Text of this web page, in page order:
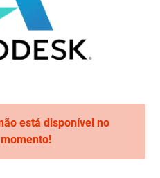
está disponível no
momento!